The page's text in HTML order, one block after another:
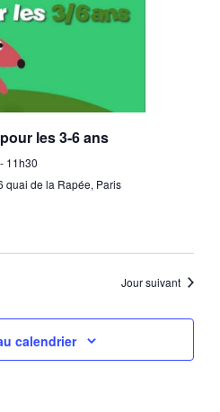
les 3-6 ans
- 11h30
quai de la Rapée, Paris
Jour suivant
calendrier